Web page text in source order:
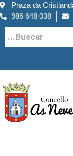
Praza da
986 648 038